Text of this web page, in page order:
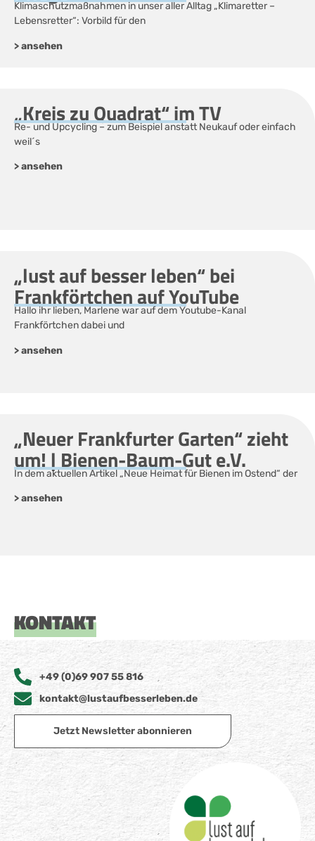
Klimaschutzmaßnahmen in unser aller Alltag „Klimaretter –
Lebensretter“: Vorbild für den
> ansehen
„Kreis zu Quadrat“ im TV
Re- und Upcycling – zum Beispiel anstatt Neukauf oder einfach
weil´s
> ansehen
„lust auf besser leben“ bei
Frankförtchen auf YouTube
Hallo ihr lieben, Marlene war auf dem Youtube-Kanal
Frankförtchen dabei und
> ansehen
„Neuer Frankfurter Garten“ zieht
um! | Bienen-Baum-Gut e.V.
In dem aktuellen Artikel „Neue Heimat für Bienen im Ostend“ der
> ansehen
KONTAKT
+49 (0)69 907 55 816
kontakt@lustaufbesserleben.de
Jetzt Newsletter abonnieren